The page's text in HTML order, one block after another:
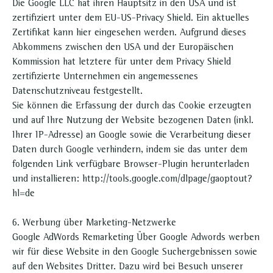
Die Google LLC hat ihren Hauptsitz in den USA und ist
zertifiziert unter dem EU-US-Privacy Shield. Ein aktuelles
Zertifikat kann hier eingesehen werden. Aufgrund dieses
Abkommens zwischen den USA und der Europäischen
Kommission hat letztere für unter dem Privacy Shield
zertifizierte Unternehmen ein angemessenes
Datenschutzniveau festgestellt.
Sie können die Erfassung der durch das Cookie erzeugten
und auf Ihre Nutzung der Website bezogenen Daten (inkl.
Ihrer IP-Adresse) an Google sowie die Verarbeitung dieser
Daten durch Google verhindern, indem sie das unter dem
folgenden Link verfügbare Browser-Plugin herunterladen
und installieren: http://tools.google.com/dlpage/gaoptout?
hl=de
6. Werbung über Marketing-Netzwerke
Google AdWords Remarketing Über Google Adwords werben
wir für diese Website in den Google Suchergebnissen sowie
auf den Websites Dritter. Dazu wird bei Besuch unserer